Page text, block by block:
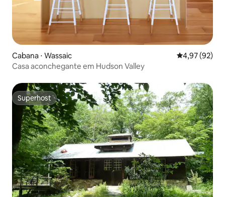
Cabana ⋅ Wassaic 4,97 de uma
4,97 (92)
Casa aconchegante em Hudson Valley
Superhost
Superhost